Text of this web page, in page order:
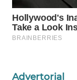
Advertorial
KARING
NEWS